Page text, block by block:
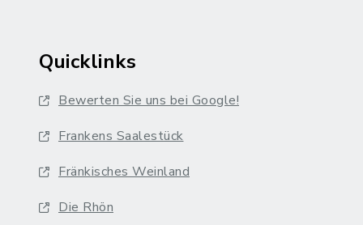
Quicklinks
Bewerten Sie uns bei Google!
Frankens Saalestück
Fränkisches Weinland
Die Rhön